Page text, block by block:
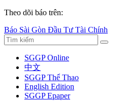
Theo dõi báo trên:
Báo Sài Gòn Đầu Tư Tài Chính
SGGP Online
中文
SGGP Thể Thao
English Edition
SGGP Epaper